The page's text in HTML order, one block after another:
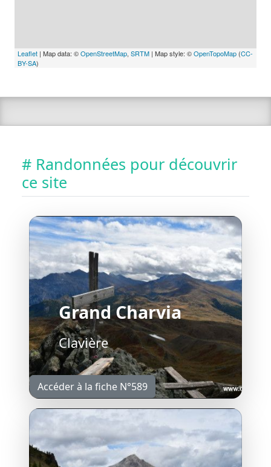
Leaflet | Map data: ©OpenStreetMap, SRTM | Map style: ©OpenTopoMap (CC-
BY-SA)
# Randonnées pour découvrir
ce site
Grand Charvia
Clavière
Accéder à la fiche N°589